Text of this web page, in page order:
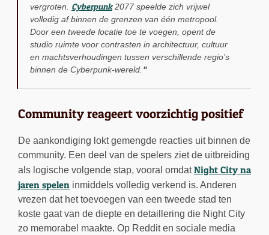
vergroten. Cyberpunk2077 speelde zich vrijwel
volledig af binnen de grenzen van één metropool.
Door een tweede locatie toe te voegen, opent de
studio ruimte voor contrasten in architectuur, cultuur
en machtsverhoudingen tussen verschillende regio’s
binnen de Cyberpunk-wereld.
Community reageert voorzichtig positief
De aankondiging lokt gemengde reacties uit binnen de
community. Een deel van de spelers ziet de uitbreiding
als logische volgende stap, vooral omdatNight City na
jaren spelen inmiddels volledig verkend is. Anderen
vrezen dat het toevoegen van een tweede stad ten
koste gaat van de diepte en detaillering die Night City
zo memorabel maakte. Op Reddit en sociale media